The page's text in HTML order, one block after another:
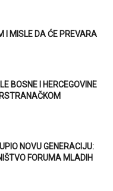
I MISLE DA ĆE PREVARA
BOSNE I HERCEGOVINE
NOVU GENERACIJU:
FORUMA MLADIH